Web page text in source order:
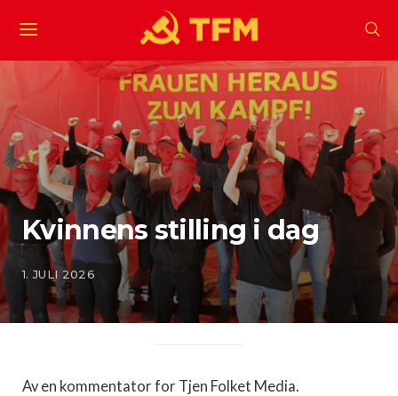
Kvinnens stilling i dag
1. JULI 2026
Av en kommentator for Tjen Folket Media.